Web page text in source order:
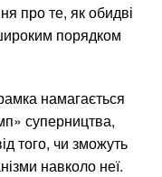
про те, як обидві
порядком
намагається
суперництва,
того, чи зможуть
навколо неї.